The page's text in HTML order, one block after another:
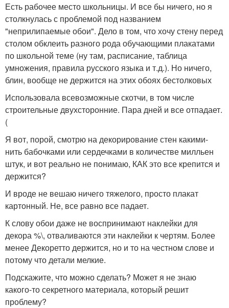
Есть рабочее место школьницы. И все бы ничего, но я
столкнулась с проблемой под названием
"неприлипаемые обои". Дело в том, что хочу стену перед
столом обклеить разного рода обучающими плакатами
по школьной теме (ну там, расписание, таблица
умножения, правила русского языка и т.д.). Но ничего,
блин, вообще не держится на этих обоях бестолковых
Использовала всевозможные скотчи, в том числе
строительные двухсторонние. Пара дней и все отпадает.
(
Я вот, порой, смотрю на декорирование стен какими-
нить бабочками или сердечками в количестве милльен
штук, и вот реально не понимаю, КАК это все крепится и
держится?
И вроде не вешаю ничего тяжелого, просто плакат
картонный. Не, все равно все падает.
К слову обои даже не воспринимают наклейки для
декора %\, отваливаются эти наклейки к чертям. Более
менее Декоретто держится, но и то на честном слове и
потому что детали мелкие.
Подскажите, что можно сделать? Может я не знаю
какого-то секретного материала, который решит
проблему?